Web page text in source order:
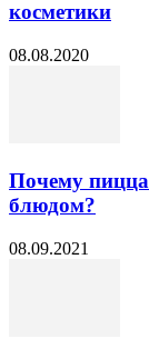
косметики
08.08.2020
Почему
блюдом?
08.09.2021